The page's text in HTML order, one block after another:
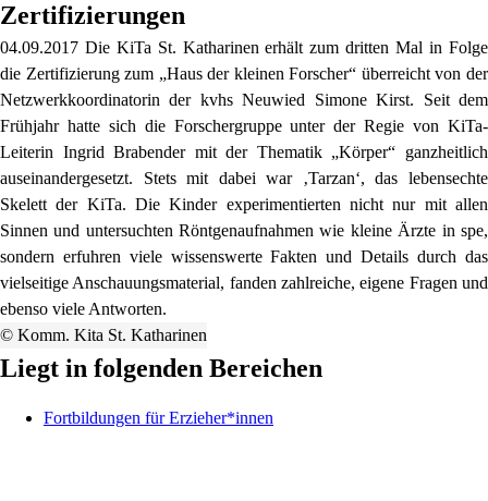
Zertifizierungen
04.09.2017 Die KiTa St. Katharinen erhält zum dritten Mal in Folge
die Zertifizierung zum „Haus der kleinen Forscher“ überreicht von der
Netzwerkkoordinatorin der kvhs Neuwied Simone Kirst. Seit dem
Frühjahr hatte sich die Forschergruppe unter der Regie von KiTa-
Leiterin Ingrid Brabender mit der Thematik „Körper“ ganzheitlich
auseinandergesetzt. Stets mit dabei war ‚Tarzan‘, das lebensechte
Skelett der KiTa. Die Kinder experimentierten nicht nur mit allen
Sinnen und untersuchten Röntgenaufnahmen wie kleine Ärzte in spe,
sondern erfuhren viele wissenswerte Fakten und Details durch das
vielseitige Anschauungsmaterial, fanden zahlreiche, eigene Fragen und
ebenso viele Antworten.
© Komm. Kita St. Katharinen
Liegt in folgenden Bereichen
Fortbildungen für Erzieher*innen